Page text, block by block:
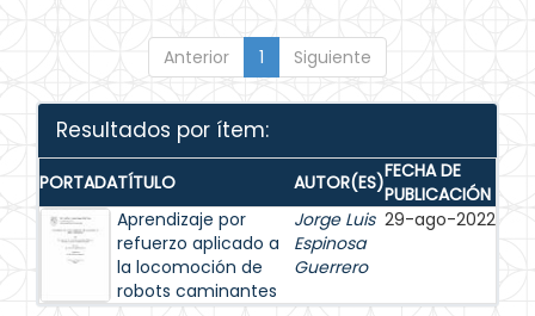
Anterior 1 Siguiente
Resultados por ítem:
PORTADATÍTULO AUTOR(ES)FECHA DE
PUBLICACIÓN
Aprendizaje por
refuerzo aplicado a
la locomoción de
robots caminantes
Jorge Luis
Espinosa
Guerrero
29-ago-2022